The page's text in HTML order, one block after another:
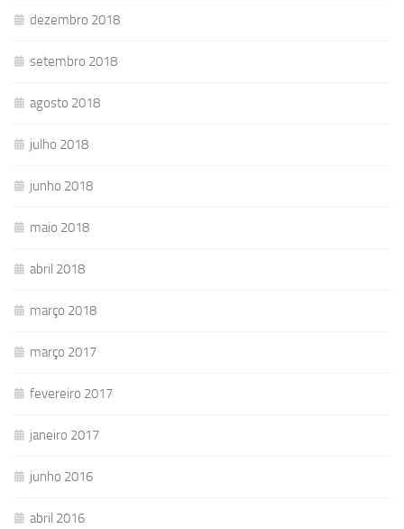
dezembro 2018
setembro 2018
agosto 2018
julho 2018
junho 2018
maio 2018
abril 2018
março 2018
março 2017
fevereiro 2017
janeiro 2017
junho 2016
abril 2016